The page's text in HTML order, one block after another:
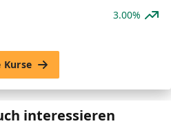
3.00%
Kurse
interessieren